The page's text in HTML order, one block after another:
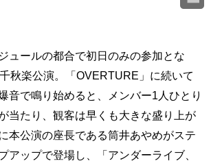
ュールの都合で初日のみの参加とな
秋楽公演。「OVERTURE」に続いて
音で鳴り始めると、メンバー1人ひとり
当たり、観客は早くも大きな盛り上が
本公演の座長である筒井あやめがステ
アップで登場し、「アンダーライブ、